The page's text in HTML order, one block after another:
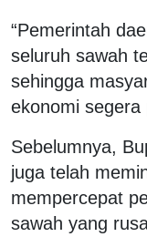
“Pemerintah
seluruh sawah
sehingga
ekonomi segera
Sebelumnya,
juga telah
mempercepat
sawah yang